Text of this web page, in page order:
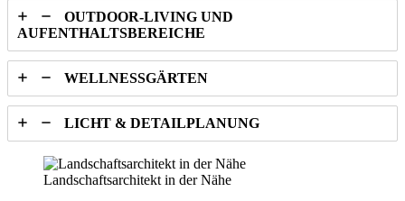
OUTDOOR-LIVING UND
AUFENTHALTSBEREICHE
WELLNESSGÄRTEN
LICHT & DETAILPLANUNG
Landschaftsarchitekt in der Nähe